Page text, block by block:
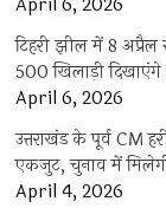
April 6, 2026
टिहरी झील में 8
500 खिलाड़ी
April 6, 2026
उत्तराखंड के पूर्व CM
एकजुट, चुनाव में
April 4, 2026